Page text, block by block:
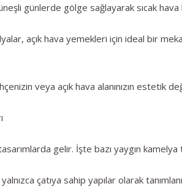
günlerde gölge sağlayarak sıcak hava
açık hava yemekleri için ideal bir
veya açık hava alanınızın estetik
gelir. İşte bazı yaygın kamelya
yalnızca çatıya sahip yapılar olarak